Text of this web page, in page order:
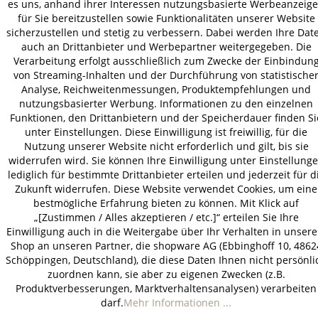
AGB Datenschutz
Impressum
© 2026 HOLZ-LEUTE
* Alle Preise inkl. gesetzl. Mehrwertsteuer zzgl.
Versandkosten
es uns, anhand ihrer Interessen nutzungsbasierte
für Sie bereitzustellen sowie Funktionalitäten unserer Website
sicherzustellen und stetig zu verbessern. Dabei werden Ihre
auch an Drittanbieter und Werbepartner weitergegeben. Die
Verarbeitung erfolgt ausschließlich zum Zwecke der
von Streaming-Inhalten und der Durchführung von statistischer
Analyse, Reichweitenmessungen, Produktempfehlungen und
nutzungsbasierter Werbung. Informationen zu den einzelnen
Funktionen, den Drittanbietern und der Speicherdauer finden
unter Einstellungen. Diese Einwilligung ist freiwillig, für die
Nutzung unserer Website nicht erforderlich und gilt, bis sie
widerrufen wird. Sie können Ihre Einwilligung unter
lediglich für bestimmte Drittanbieter erteilen und jederzeit für
Zukunft widerrufen. Diese Website verwendet Cookies, um eine
bestmögliche Erfahrung bieten zu können. Mit Klick auf
„[Zustimmen / Alles akzeptieren / etc.]“ erteilen Sie Ihre
Einwilligung auch in die Weitergabe über Ihr Verhalten in
Shop an unseren Partner, die shopware AG (Ebbinghoff 10,
Schöppingen, Deutschland), die diese Daten Ihnen nicht
zuordnen kann, sie aber zu eigenen Zwecken (z.B.
Produktverbesserungen, Marktverhaltensanalysen) verarbeiten
darf.Mehr Informationen ...